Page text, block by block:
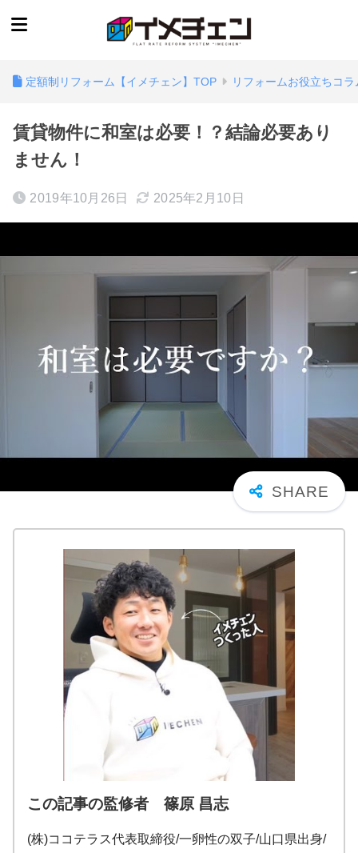
定額制リフォーム【イメチェン】TOP リフォームお役立ちコラ
賃貸物件に和室は必要！？結論必要あり
ません！
2019年10月26日 2025年2月10日
この記事の監修者 篠原 昌志
(株)ココテラス代表取締役/一卵性の双子/山口県出身/